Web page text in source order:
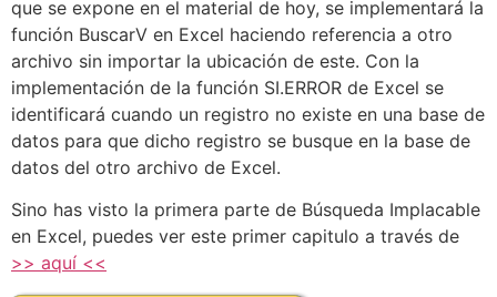
que se expone en el material de hoy, se implementará la
función BuscarV en Excel haciendo referencia a otro
archivo sin importar la ubicación de este. Con la
implementación de la función SI.ERROR de Excel se
identificará cuando un registro no existe en una base de
datos para que dicho registro se busque en la base de
datos del otro archivo de Excel.
Sino has visto la primera parte de Búsqueda Implacable
en Excel, puedes ver este primer capitulo a través de
>> aquí <<